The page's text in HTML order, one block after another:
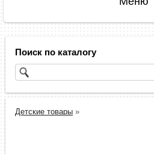
Поиск по каталогу
Детские товары »